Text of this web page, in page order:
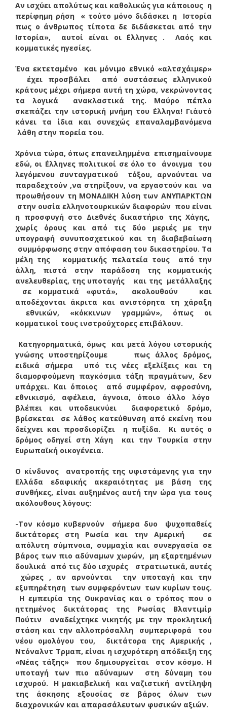
Αν ισχύει απολύτως και καθολικώς για κάποιους η
περίφημη ρήση « τούτο μόνο διδάσκει η Ιστορία
πως ο άνθρωπος τίποτα δε διδάσκεται από την
Ιστορία», αυτοί είναι οι ΄Ελληνες . Λαός και
κομματικές ηγεσίες.
Ένα εκτεταμένο και μόνιμο εθνικό «αλτσχάιμερ»
έχει προσβάλει από συστάσεως ελληνικού
κράτους μέχρι σήμερα αυτή τη χώρα, νεκρώνοντας
τα λογικά ανακλαστικά της. Μαύρο πέπλο
σκεπάζει την ιστορική μνήμη του ΄Ελληνα! Γι΄αυτό
κάνει τα ίδια και συνεχώς επαναλαμβανόμενα
λάθη στην πορεία του.
Χρόνια τώρα, όπως επανειλημμένα επισημαίνουμε
εδώ, οι ΄Ελληνες πολιτικοί σε όλο το άνοιγμα του
λεγόμενου συνταγματικού τόξου, αρνούνται να
παραδεχτούν ,να στηρίξουν, να εργαστούν και να
προωθήσουν τη ΜΟΝΑΔΙΚΗ λύση των ΑΝΥΠΑΡΚΤΩΝ
στην ουσία ελληνοτουρκικών διαφορών που είναι
η προσφυγή στο Διεθνές δικαστήριο της Χάγης,
χωρίς όρους και από τις δύο μεριές με την
υπογραφή συνυποσχετικού και τη διαβεβαίωση
συμμόρφωσης στην απόφαση του δικαστηρίου. Τα
μέλη της κομματικής πελατεία τους από την
άλλη, πιστά στην παράδοση της κομματικής
ανελευθερίας, της υποταγής και της μετάλλαξης
σε κομματικά «φυτά», ακολουθούν και
αποδέχονται άκριτα και ανιστόρητα τη χάραξη
εθνικών, «κόκκινων γραμμών», όπως οι
κομματικοί τους ινστρούχτορες επιβάλουν.
Κατηγορηματικά, όμως και μετά λόγου ιστορικής
γνώσης υποστηρίζουμε πως άλλος δρόμος,
ειδικά σήμερα υπό τις νέες εξελίξεις και τη
διαμορφούμενη παγκόσμια τάξη πραγμάτων, δεν
υπάρχει. Και όποιος από συμφέρον, αφροσύνη,
εθνικισμό, αφέλεια, άγνοια, όποιο άλλο λόγο
βλέπει και υποδεικνύει διαφορετικό δρόμο,
βρίσκεται σε λάθος κατεύθυνση από εκείνη που
δείχνει και προσδιορίζει η πυξίδα. Κι αυτός ο
δρόμος οδηγεί στη Χάγη και την Τουρκία στην
Ευρωπαϊκή οικογένεια.
Ο κίνδυνος ανατροπής της υφιστάμενης για την
Ελλάδα εδαφικής ακεραιότητας με βάση της
συνθήκες, είναι αυξημένος αυτή την ώρα για τους
ακόλουθους λόγους:
-Τον κόσμο κυβερνούν σήμερα δυο ψυχοπαθείς
δικτάτορες στη Ρωσία και την Αμερική σε
απόλυτη σύμπνοια, συμμαχία και συνεργασία σε
βάρος των πιο αδύναμων χωρών, μη εξαρτημένων
δουλικά από τις δύο ισχυρές στρατιωτικά, αυτές
χώρες , αν αρνούνται την υποταγή και την
εξυπηρέτηση των συμφερόντων των κυρίων τους.
Η εμπειρία της Ουκρανίας και ο τρόπος που ο
ηττημένος δικτάτορας της Ρωσίας Βλαντιμίρ
Πούτιν αναδείχτηκε νικητής με την προκλητική
στάση και την αλλοπρόσαλλη συμπεριφορά του
νέου ομολόγου του, δικτάτορα της Αμερικής ,
Ντόναλντ Τρμαπ, είναι η ισχυρότερη απόδειξη της
«Νέας τάξης» που δημιουργείται στον κόσμο. Η
υποταγή των πιο αδύναμων στη δύναμη του
ισχυρού. Η μακιαβελική και ναζιστική αντίληψη
της άσκησης εξουσίας σε βάρος όλων των
διαχρονικών και απαρασάλευτων φυσικών αξιών.